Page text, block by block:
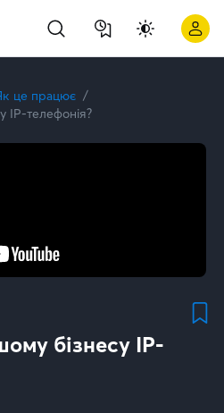
це працює
IP-телефонія?
бізнесу IP-
| Kyivstar Business Hub